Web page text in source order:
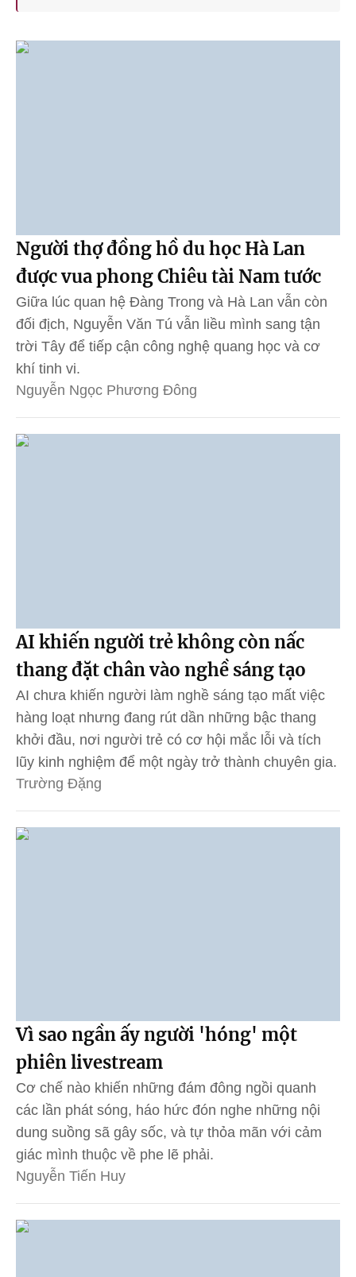
Người thợ đồng hồ du học Hà Lan
được vua phong Chiêu tài Nam tước
Giữa lúc quan hệ Đàng Trong và Hà Lan vẫn còn
đối địch, Nguyễn Văn Tú vẫn liều mình sang tận
trời Tây để tiếp cận công nghệ quang học và cơ
khí tinh vi.
Nguyễn Ngọc Phương Đông
AI khiến người trẻ không còn nấc
thang đặt chân vào nghề sáng tạo
AI chưa khiến người làm nghề sáng tạo mất việc
hàng loạt nhưng đang rút dần những bậc thang
khởi đầu, nơi người trẻ có cơ hội mắc lỗi và tích
lũy kinh nghiệm để một ngày trở thành chuyên gia.
Trường Đặng
Vì sao ngần ấy người 'hóng' một
phiên livestream
Cơ chế nào khiến những đám đông ngồi quanh
các lần phát sóng, háo hức đón nghe những nội
dung suồng sã gây sốc, và tự thỏa mãn với cảm
giác mình thuộc về phe lẽ phải.
Nguyễn Tiến Huy